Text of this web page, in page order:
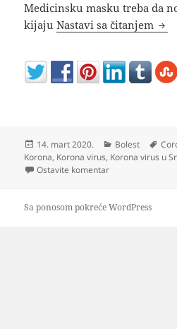
Medicinsku masku treba da
kijajuNastavi sa čitanjem
Objavljeno
14. mart 2020. Kategorije
Bolest
Korona, Korona virus, Korona virus u
Ostavite komentarna Korona virus
Sa ponosom pokreće WordPress